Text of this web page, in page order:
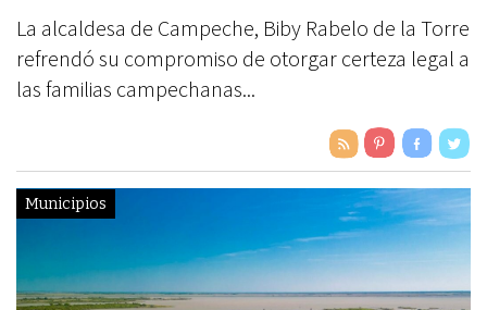
La alcaldesa de Campeche, Biby Rabelo de la Torre
refrendó su compromiso de otorgar certeza legal a
las familias campechanas...
Municipios